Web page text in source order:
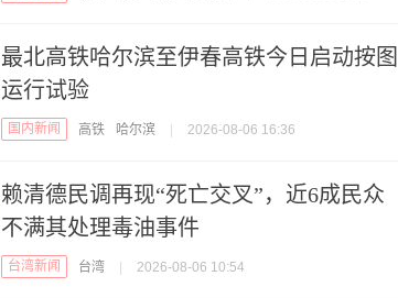
最北高铁哈尔滨至伊春高铁今日启动按图
运行试验
国内新闻 高铁 哈尔滨 2026-08-06 16:36
赖清德民调再现“死亡交叉”，近6成民众
不满其处理毒油事件
台湾新闻 台湾 2026-08-06 10:54